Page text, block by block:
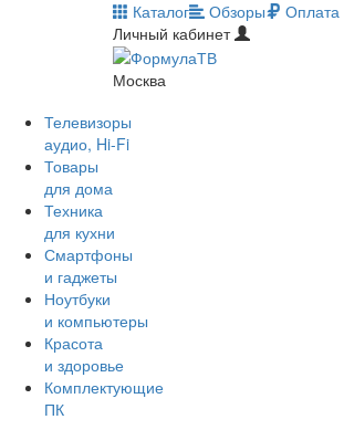
Каталог Обзоры Оплата
Личный кабинет
Москва
Телевизоры
аудио, Hi-Fi
Товары
для дома
Техника
для кухни
Смартфоны
и гаджеты
Ноутбуки
и компьютеры
Красота
и здоровье
Комплектующие
ПК